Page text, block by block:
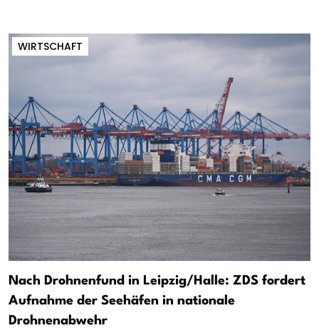
WIRTSCHAFT
Nach Drohnenfund in Leipzig/Halle: ZDS fordert
Aufnahme der Seehäfen in nationale
Drohnenabwehr